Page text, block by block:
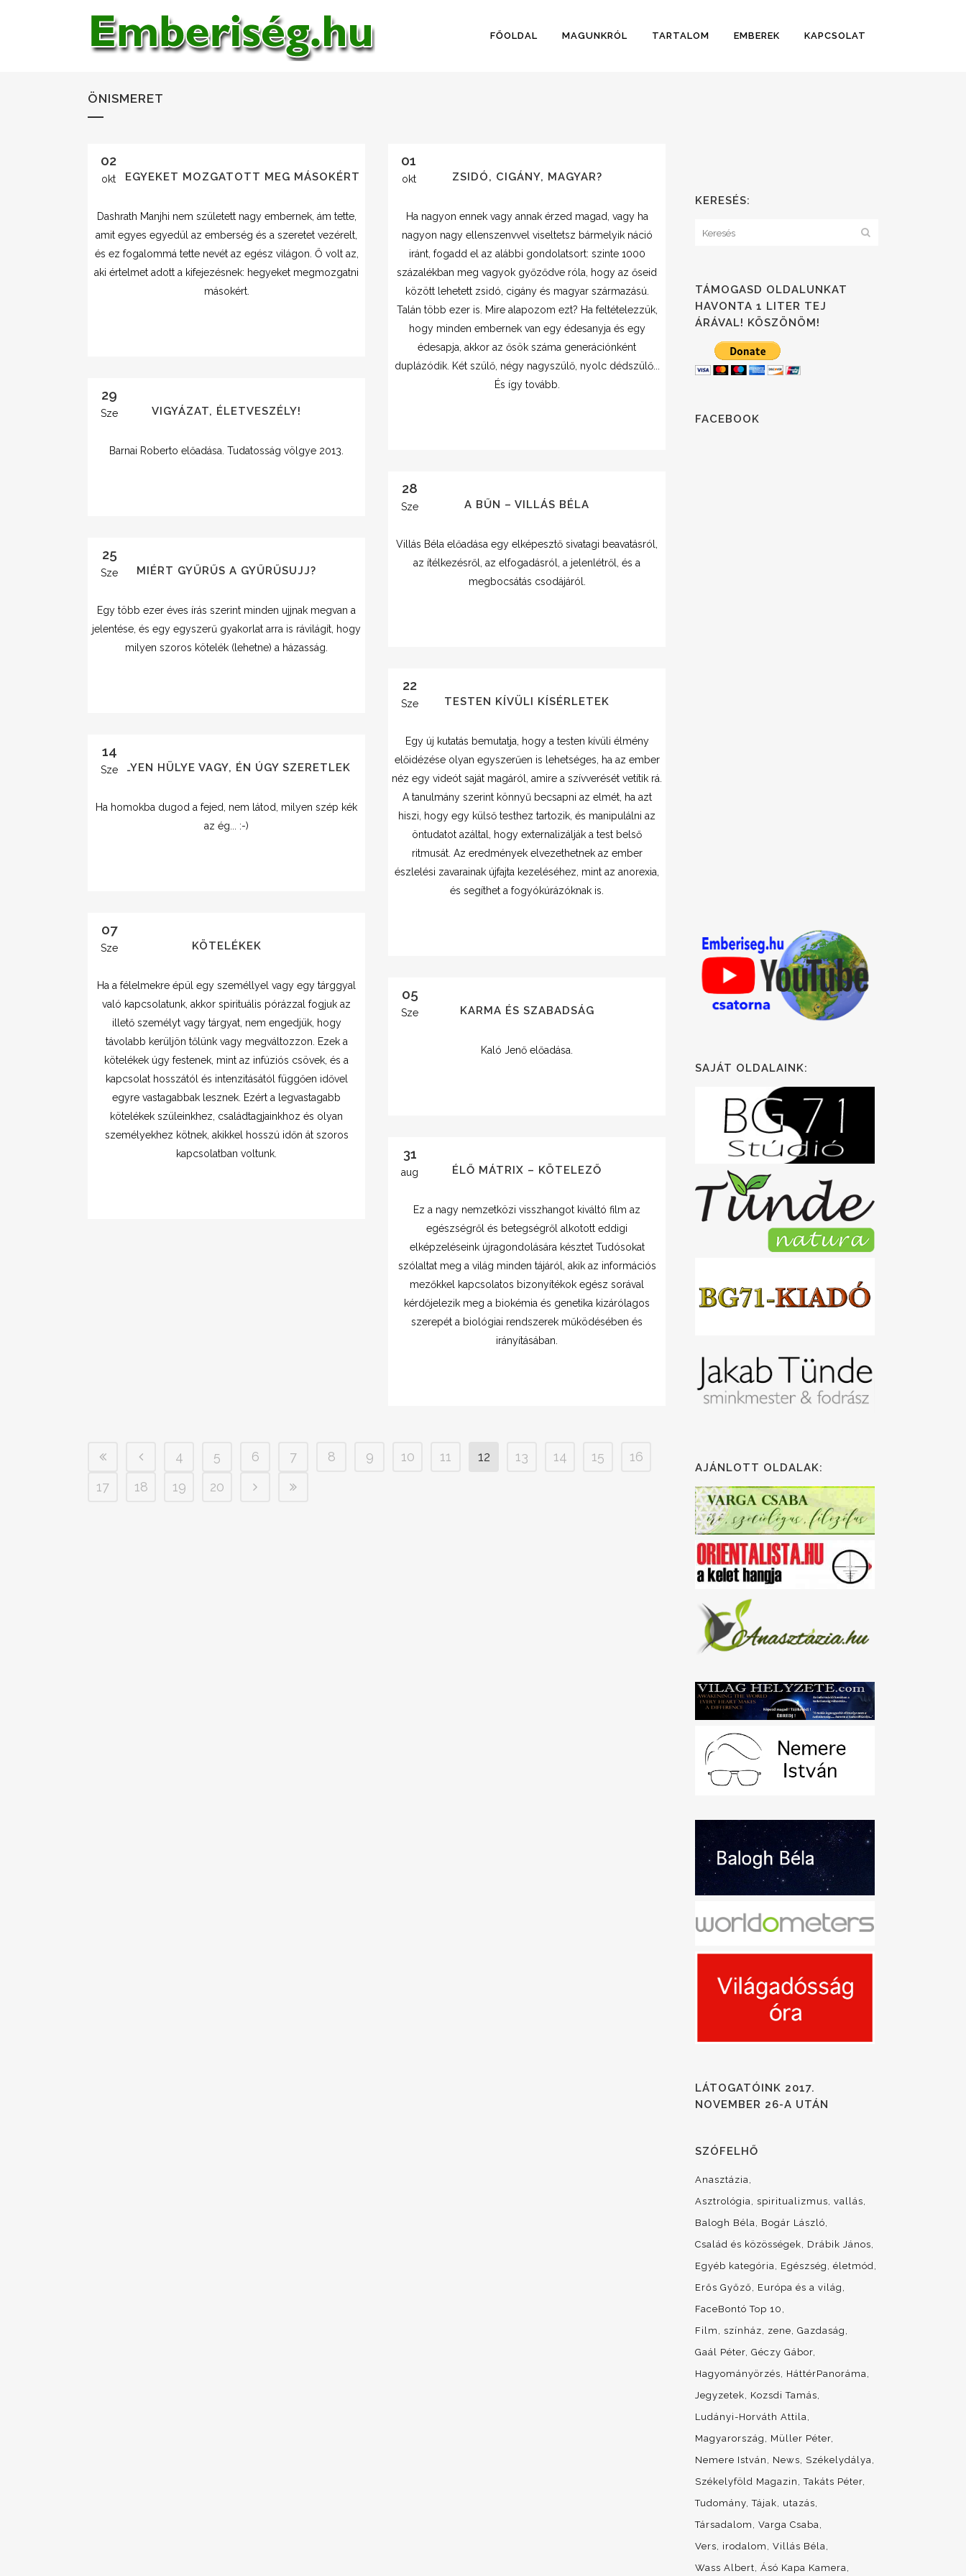
FŐOLDAL MAGUNKRÓL TARTALOM EMBEREK KAPCSOLAT
ÖNISMERET
02
okt
AKI HEGYEKET MOZGATOTT MEG MÁSOKÉRT
Dashrath Manjhi nem született nagy embernek, ám tette,
amit egyes egyedül az emberség és a szeretet vezérelt,
és ez fogalommá tette nevét az egész világon. Ő volt az,
aki értelmet adott a kifejezésnek: hegyeket megmozgatni
másokért.
01
okt ZSIDÓ, CIGÁNY, MAGYAR?
Ha nagyon ennek vagy annak érzed magad, vagy ha
nagyon nagy ellenszenvvel viseltetsz bármelyik náció
iránt, fogadd el az alábbi gondolatsort: szinte 1000
százalékban meg vagyok győződve róla, hogy az őseid
között lehetett zsidó, cigány és magyar származású.
Talán több ezer is. Mire alapozom ezt? Ha feltételezzük,
hogy minden embernek van egy édesanyja és egy
édesapja, akkor az ősök száma generációnként
duplázódik. Két szülő, négy nagyszülő, nyolc dédszülő...
És így tovább.
29
Sze VIGYÁZAT, ÉLETVESZÉLY!
Barnai Roberto előadása. Tudatosság völgye 2013.
28
Sze A BŰN – VILLÁS BÉLA
Villás Béla előadása egy elképesztő sivatagi beavatásról,
az ítélkezésről, az elfogadásról, a jelenlétről, és a
megbocsátás csodájáról.
25
Sze MIÉRT GYŰRŰS A GYŰRŰSUJJ?
Egy több ezer éves írás szerint minden ujjnak megvan a
jelentése, és egy egyszerű gyakorlat arra is rávilágít, hogy
milyen szoros kötelék (lehetne) a házasság.
22
Sze TESTEN KÍVÜLI KÍSÉRLETEK
Egy új kutatás bemutatja, hogy a testen kívüli élmény
előidézése olyan egyszerűen is lehetséges, ha az ember
néz egy videót saját magáról, amire a szívverését vetítik rá.
A tanulmány szerint könnyű becsapni az elmét, ha azt
hiszi, hogy egy külső testhez tartozik, és manipulálni az
öntudatot azáltal, hogy externalizálják a test belső
ritmusát. Az eredmények elvezethetnek az ember
észlelési zavarainak újfajta kezeléséhez, mint az anorexia,
és segíthet a fogyókúrázóknak is.
14
Sze
AMILYEN HÜLYE VAGY, ÉN ÚGY SZERETLEK
Ha homokba dugod a fejed, nem látod, milyen szép kék
az ég... :-)
07
Sze KÖTELÉKEK
Ha a félelmekre épül egy személlyel vagy egy tárggyal
való kapcsolatunk, akkor spirituális pórázzal fogjuk az
illető személyt vagy tárgyat, nem engedjük, hogy
távolabb kerüljön tőlünk vagy megváltozzon. Ezek a
kötelékek úgy festenek, mint az infúziós csövek, és a
kapcsolat hosszától és intenzitásától függően idővel
egyre vastagabbak lesznek. Ezért a legvastagabb
kötelékek szüleinkhez, családtagjainkhoz és olyan
személyekhez kötnek, akikkel hosszú időn át szoros
kapcsolatban voltunk.
05
Sze KARMA ÉS SZABADSÁG
Kaló Jenő előadása.
31
aug ÉLŐ MÁTRIX – KÖTELEZŐ
Ez a nagy nemzetközi visszhangot kiváltó film az
egészségről és betegségről alkotott eddigi
elképzeléseink újragondolására késztet Tudósokat
szólaltat meg a világ minden tájáról, akik az információs
mezőkkel kapcsolatos bizonyítékok egész sorával
kérdőjelezik meg a biokémia és genetika kizárólagos
szerepét a biológiai rendszerek működésében és
irányításában.
4 5 6 7 8 9 10 11 12 13 14 15
16
17
18 19 20
KERESÉS:
TÁMOGASD OLDALUNKAT
HAVONTA 1 LITER TEJ
ÁRÁVAL! KÖSZÖNÖM!
FACEBOOK
SAJÁT OLDALAINK:
AJÁNLOTT OLDALAK:
LÁTOGATÓINK 2017.
NOVEMBER 26-A UTÁN
SZÓFELHŐ
Anasztázia
Asztrológia, spiritualizmus, vallás
Balogh Béla
Bogár László
Család és közösségek
Drábik János
Egyéb kategória
Egészség, életmód
Erős Győző
Európa és a világ
FaceBontó Top 10
Film, színház, zene Gazdaság
Gaál Péter Géczy Gábor
Hagyományörzés
HáttérPanoráma
Jegyzetek
Kozsdi Tamás
Ludányi-Horváth Attila
Magyarország
Müller Péter
Nemere István
News
Székelydálya
Székelyföld Magazin
Takáts Péter
Tudomány Tájak, utazás
Társadalom
Varga Csaba
Vers, irodalom
Villás Béla
Wass Albert Ásó Kapa Kamera